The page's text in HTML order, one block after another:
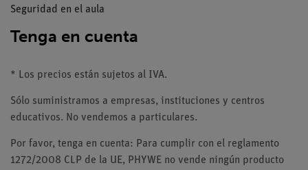
Seguridad en el aula
Tenga en cuenta
* Los precios están sujetos al IVA.
Sólo suministramos a empresas, instituciones y centros
educativos. No vendemos a particulares.
Por favor, tenga en cuenta: Para cumplir con el reglamento
1272/2008 CLP de la UE, PHYWE no vende ningún producto